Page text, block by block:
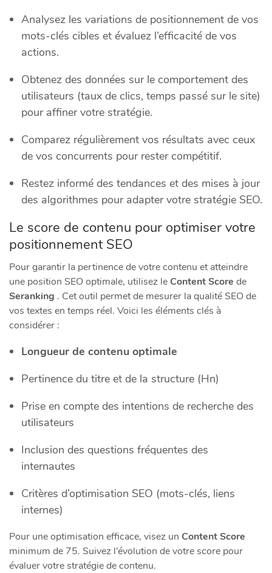
Analysez les variations de positionnement de vos
mots-clés cibles et évaluez l’efficacité de vos
actions.
Obtenez des données sur le comportement des
utilisateurs (taux de clics, temps passé sur le site)
pour affiner votre stratégie.
Comparez régulièrement vos résultats avec ceux
de vos concurrents pour rester compétitif.
Restez informé des tendances et des mises à jour
des algorithmes pour adapter votre stratégie SEO.
Le score de contenu pour optimiser votre
positionnement SEO
Pour garantir la pertinence de votre contenu et atteindre
une position SEO optimale, utilisez le Content Score de
Seranking . Cet outil permet de mesurer la qualité SEO de
vos textes en temps réel. Voici les éléments clés à
considérer :
Longueur de contenu optimale
Pertinence du titre et de la structure (Hn)
Prise en compte des intentions de recherche des
utilisateurs
Inclusion des questions fréquentes des
internautes
Critères d’optimisation SEO (mots-clés, liens
internes)
Pour une optimisation efficace, visez un Content Score
minimum de 75. Suivez l’évolution de votre score pour
évaluer votre stratégie de contenu.